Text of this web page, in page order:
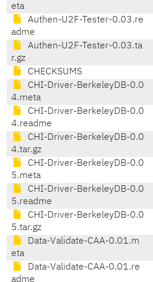
eta
Authen-U2F-Tester-0.03.re
adme
Authen-U2F-Tester-0.03.ta
r.gz
CHECKSUMS
CHI-Driver-BerkeleyDB-0.0
4.meta
CHI-Driver-BerkeleyDB-0.0
4.readme
CHI-Driver-BerkeleyDB-0.0
4.tar.gz
CHI-Driver-BerkeleyDB-0.0
5.meta
CHI-Driver-BerkeleyDB-0.0
5.readme
CHI-Driver-BerkeleyDB-0.0
5.tar.gz
Data-Validate-CAA-0.01.m
eta
Data-Validate-CAA-0.01.re
adme